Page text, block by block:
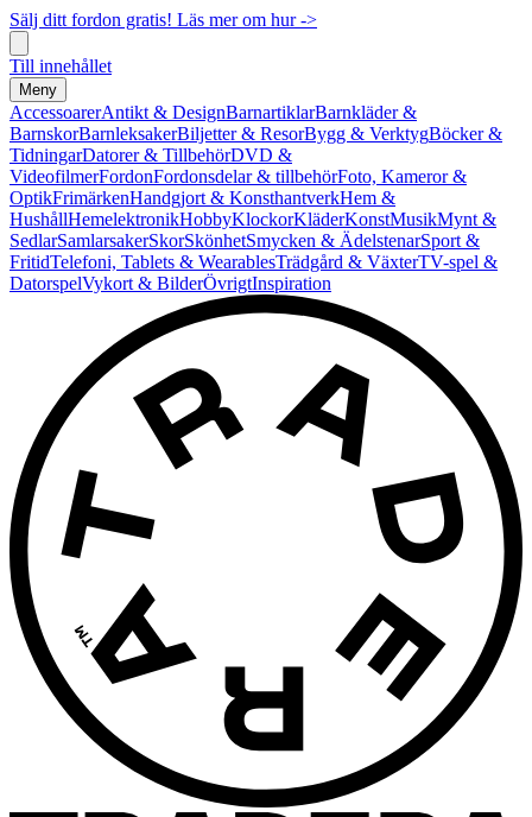
Sälj ditt fordon gratis! Läs mer om hur ->
Till innehållet
Meny
AccessoarerAntikt & DesignBarnartiklarBarnkläder &
BarnskorBarnleksakerBiljetter & ResorBygg & VerktygBöcker &
TidningarDatorer & TillbehörDVD &
VideofilmerFordonFordonsdelar & tillbehörFoto, Kameror &
OptikFrimärkenHandgjort & KonsthantverkHem &
HushållHemelektronikHobbyKlockorKläderKonstMusikMynt &
SedlarSamlarsakerSkorSkönhetSmycken & ÄdelstenarSport &
FritidTelefoni, Tablets & WearablesTrädgård & VäxterTV-spel &
DatorspelVykort & BilderÖvrigtInspiration